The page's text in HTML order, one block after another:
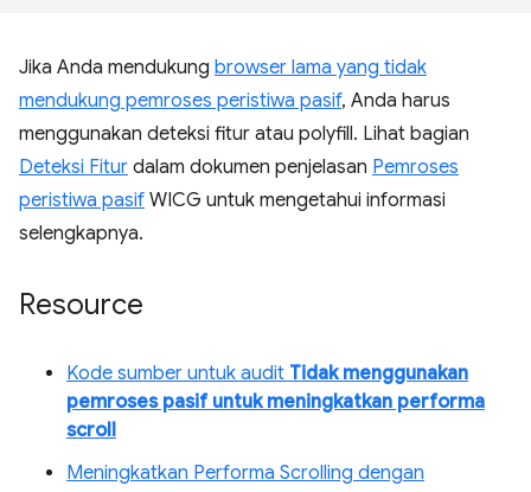
Jika Anda mendukung browser lama yang tidak
mendukung pemroses peristiwa pasif, Anda harus
menggunakan deteksi fitur atau polyfill. Lihat bagian
Deteksi Fitur dalam dokumen penjelasan Pemroses
peristiwa pasif WICG untuk mengetahui informasi
selengkapnya.
Resource
Kode sumber untuk audit Tidak menggunakan
pemroses pasif untuk meningkatkan performa
scroll
Meningkatkan Performa Scrolling dengan